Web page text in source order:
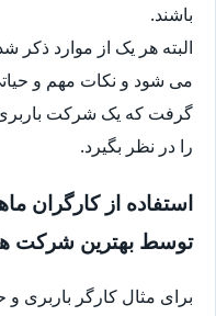
باشند.
البته هر یک از موارد
می شود و نکات مهم و
گرفت که یک شرکت باربری
را در نظر بگیرد.
استفاده از کارگران
توسط بهترین شرکت
برای مثال کارگر باربری